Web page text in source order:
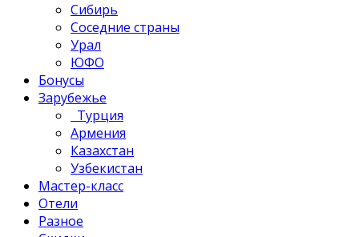
Сибирь
Соседние страны
Урал
ЮФО
Бонусы
Зарубежье
Турция
Армения
Казахстан
Узбекистан
Мастер-класс
Отели
Разное